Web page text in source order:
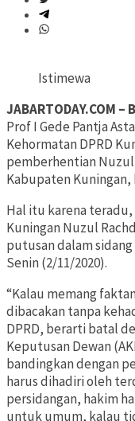
Istimewa
JABARTODAY.COM –
Prof I Gede Pantja
Kehormatan DPRD
pemberhentian Nuzul
Kabupaten
Hal itu karena teradu,
Kuningan Nuzul
putusan dalam
Senin (2/11/2020).
“Kalau memang
dibacakan tanpa
DPRD, berarti batal
Keputusan Dewan
bandingkan dengan
harus dihadiri oleh
persidangan, hakim
untuk umum, kalau